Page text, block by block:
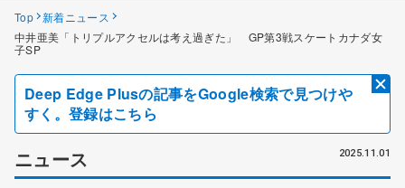
Top 新着ニュース
中井亜美「トリプルアクセルは考え過ぎた」 GP第3戦スケートカナダ女
子SP
Deep Edge Plusの記事をGoogle検索で見つけや
すく。登録はこちら
ニュース 2025.11.01